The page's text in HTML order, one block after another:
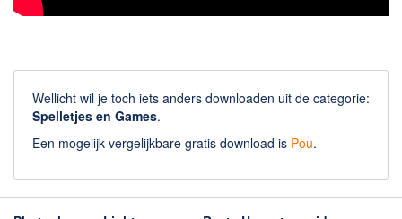
Wellicht wil je toch iets anders downloaden uit de categorie:
Spelletjes en Games.
Een mogelijk vergelijkbare gratis download is Pou.